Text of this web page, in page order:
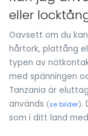
eller
Oavsett om du
hårtork, plattång
typen av
med spänningen
Tanzania är
används (se bilder).
som i ditt land med